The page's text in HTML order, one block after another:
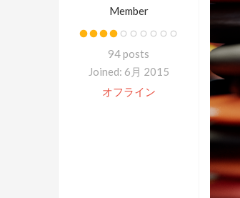
Member
94 posts
Joined: 6月 2015
オフライン